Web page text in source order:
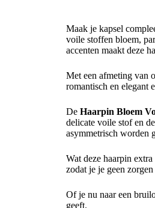
Maak je kapsel
voile stoffen bloem,
accenten maakt deze
Met een afmeting van
romantisch en elegant
De Haarpin Bloem
delicate voile stof en
asymmetrisch worden
Wat deze haarpin
zodat je je geen
Of je nu naar een
geeft.